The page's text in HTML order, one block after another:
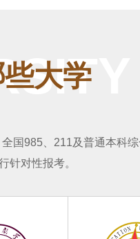
大学
国985、211及普通本科
针对性报考。